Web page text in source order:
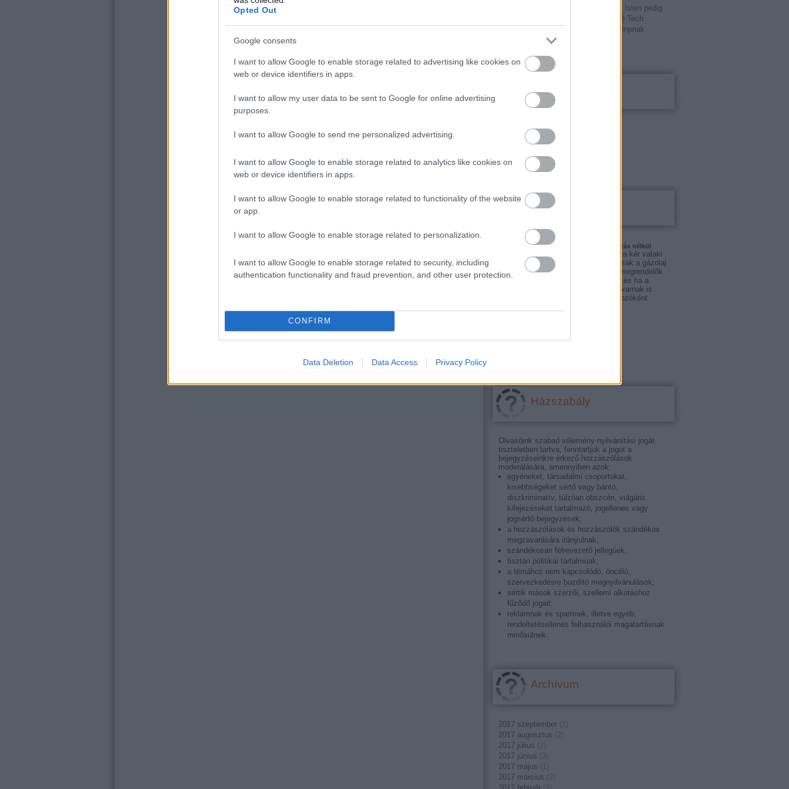
Opted Out
Google consents
I want to allow Google to enable storage related to advertising like cookies on
web or device identifiers in apps.
I want to allow my user data to be sent to Google for online advertising
purposes.
I want to allow Google to send me personalized advertising.
I want to allow Google to enable storage related to analytics like cookies on
web or device identifiers in apps.
I want to allow Google to enable storage related to functionality of the website
or app.
I want to allow Google to enable storage related to personalization.
I want to allow Google to enable storage related to security, including
authentication functionality and fraud prevention, and other user protection.
CONFIRM
Data Deletion Data Access Privacy Policy
És? Putyin pedig Oroszországot. Az Isten pedig
2017.09.02. 16:30) Tech
óriások írtak nyílt levelet Donald Trumpnak
Lakáshitel kalkulátor
Befektetési alapok
Vállalati bankszámla
Blogajánló
A fuvarozás anyagi kérdései köntörfalazás nélkül
Amikor egy 3,5 tonnás kisteherautóra kér valaki
fuvardíjat belföldön, a legtöbbször csak a gázolaj
árára gondol. Teljesen megértem a megrendelők
álláspontját: mindenki spórolni akar, és ha a
gázolaj ára épp csökken, akkor a fuvarnak is
olcsóbbnak kellene lennie. De fuvarozóként
Házszabály
Olvasóink szabad vélemény-nyilvánítási jogát
tiszteletben tartva, fenntartjuk a jogot a
bejegyzéseinkre érkező hozzászólások
moderálására, amennyiben azok:
egyéneket, társadalmi csoportokat,
kisebbségeket sértő vagy bántó,
diszkriminatív, túlzóan obszcén, vulgáris
kifejezéseket tartalmazó, jogellenes vagy
jogsértő bejegyzések;
a hozzászólások és hozzászólók szándékos
megzavarására irányulnak;
szándékosan félrevezető jellegűek;
tisztán politikai tartalmúak;
a témához nem kapcsolódó, öncélú,
szervezkedésre buzdító megnyilvánulások;
sértik mások szerzői, szellemi alkotáshoz
fűződő jogait;
reklámnak és spamnek, illetve egyéb,
rendeltetésellenes felhasználói magatartásnak
minősülnek.
Archívum
2017 szeptember
2017 augusztus
2017 július
2017 június
2017 május
2017 március